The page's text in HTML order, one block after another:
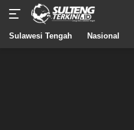
Sulawesi Tengah Nasional